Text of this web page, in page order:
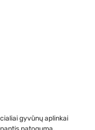
gyvūnų aplinkai